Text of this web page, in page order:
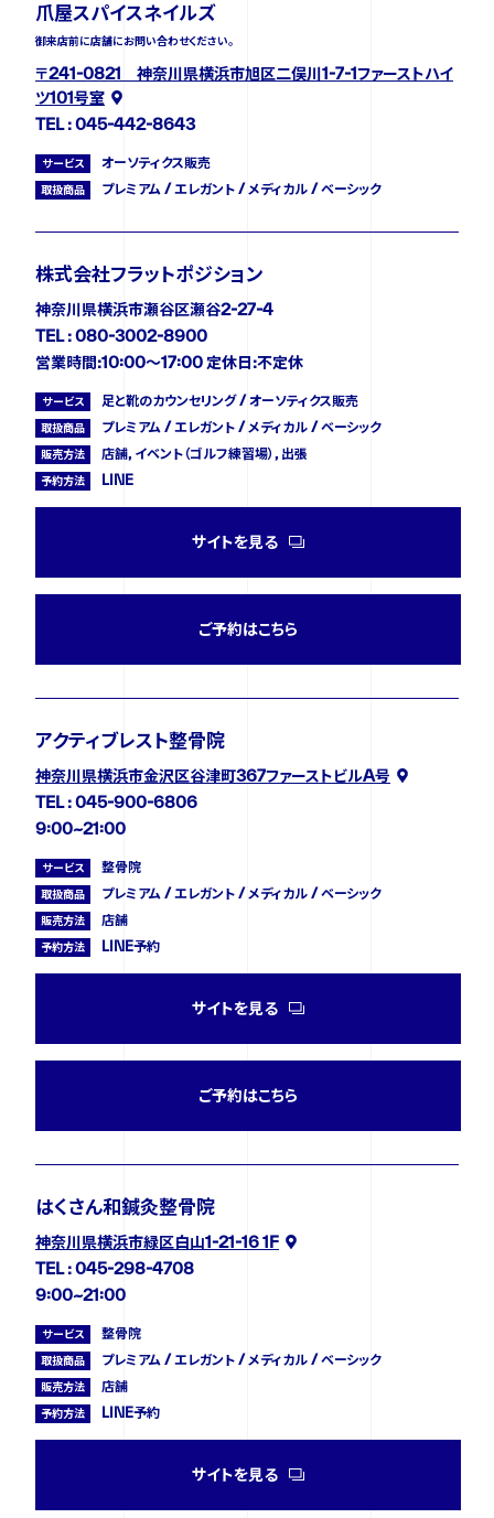
FOLLOW US
爪屋スパイスネイルズ
御来店前に店舗にお問い合わせください。
〒241-0821 神奈川県横浜市旭区二俣川1-7-1ファーストハイ
ツ101号室
TEL : 045-442-8643
サービス オーソティクス販売
取扱商品 プレミアム / エレガント / メディカル / ベーシック
株式会社フラットポジション
神奈川県横浜市瀬谷区瀬谷2-27-4
TEL : 080-3002-8900
営業時間:10:00〜17:00 定休日:不定休
サービス 足と靴のカウンセリング / オーソティクス販売
取扱商品 プレミアム / エレガント / メディカル / ベーシック
販売方法 店舗, イベント（ゴルフ練習場）, 出張
予約方法 LINE
サイトを見る
ご予約はこちら
アクティブレスト整骨院
神奈川県横浜市金沢区谷津町367ファーストビルA号
TEL : 045-900-6806
9:00~21:00
サービス 整骨院
取扱商品 プレミアム / エレガント / メディカル / ベーシック
販売方法 店舗
予約方法 LINE予約
サイトを見る
ご予約はこちら
はくさん和鍼灸整骨院
神奈川県横浜市緑区白山1-21-16 1F
TEL : 045-298-4708
9:00~21:00
サービス 整骨院
取扱商品 プレミアム / エレガント / メディカル / ベーシック
販売方法 店舗
予約方法 LINE予約
サイトを見る